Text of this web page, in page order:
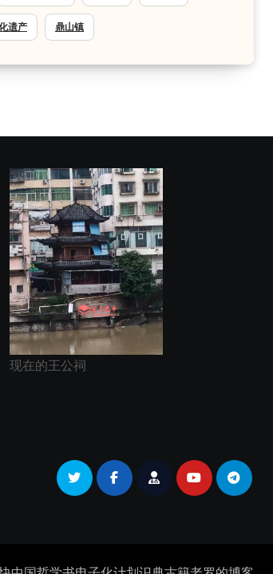
遗产 鼎山镇
现在的王公祠